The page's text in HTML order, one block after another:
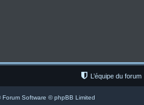
L’équipe du forum
Forum Software © phpBB Limited